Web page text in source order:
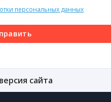
персональных данных
сайта